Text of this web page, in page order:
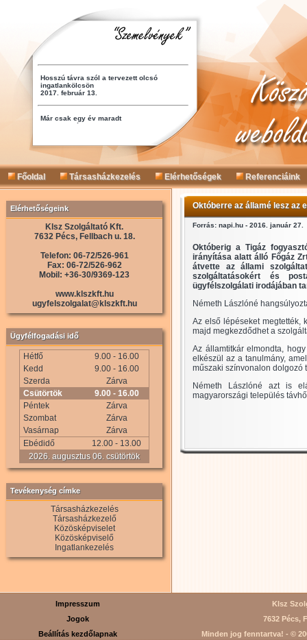
Főoldal Társasházkezelés Elérhetőségek Referenciáink
Elérhetőségeink
Klsz Szolgáltató Kft.
7632 Pécs, Fellbach u. 18.
Telefon: 06-72/526-961
Fax: 06-72/526-962
Mobil: +36-30/9369-123
www.klszkft.hu
ugyfelszolgalat@klszkft.hu
Ügyfélfogadási idő
Hétfő
9.00 - 16.00
Kedd
9.00 - 16.00
Szerda
Zárva
Csütörtök
9.00 - 16.00
Péntek
Zárva
Szombat
Zárva
Vasárnap
Zárva
Ebédidő
12.00 - 13.00
2026. augusztus 06. csütörtök
Tevékenység címke
Társasházkezelés
Társasházkezelő
Közösképviselet
Közösképviselő
Ingatlankezelés
Októberre az államé lesz az
Forrás: napi.hu - 2016. január 27.
Októberig a Tigáz
irányítása alatt álló Főgáz
átvette az állami
szolgáltatásokért és
ügyfélszolgálati irodájában
Németh Lászlóné
Az első lépéseket megtették,
majd megkezdődhet a
Az államtitkár elmondta,
elkészül az a tanulmány,
műszaki színvonalon dolgozó
Németh Lászlóné azt is
magyarországi település
Impresszum
Klsz
Jogok
7632 Pécs,
Beállítás kezdőlapnak
Minden jog fenntartva! - ©